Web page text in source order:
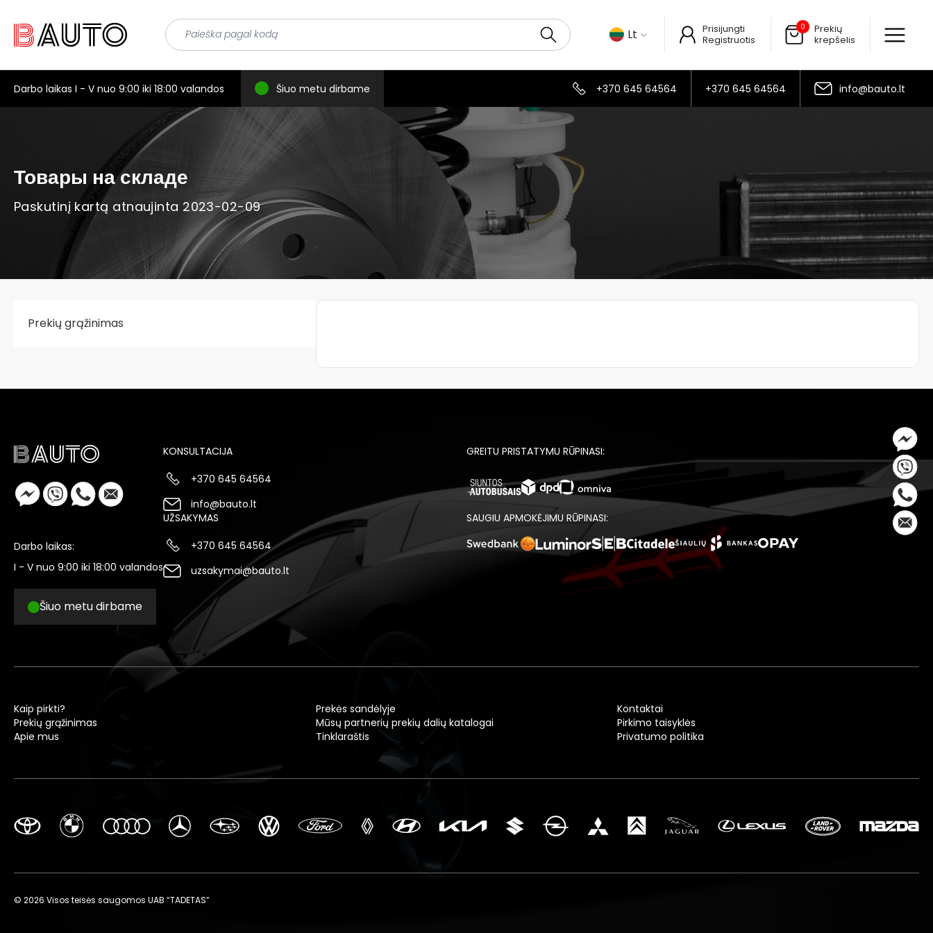
Lt
Prisijungti
Registruotis
0
Prekių
krepšelis
Darbo laikas I - V nuo 9:00 iki 18:00 valandos Šiuo metu dirbame +370 645 64564 +370 645 64564 info@bauto.lt
Товары на складе
Paskutinį kartą atnaujinta 2023-02-09
Prekių grąžinimas
Darbo laikas:
I - V nuo 9:00 iki 18:00 valandos
Šiuo metu dirbame
KONSULTACIJA
+370 645 64564
info@bauto.lt
UŽSAKYMAS
+370 645 64564
uzsakymai@bauto.lt
GREITU PRISTATYMU RŪPINASI:
SAUGIU APMOKĖJIMU RŪPINASI:
Kaip pirkti?
Prekių grąžinimas
Apie mus
Prekės sandėlyje
Mūsų partnerių prekių dalių katalogai
Tinklaraštis
Kontaktai
Pirkimo taisyklės
Privatumo politika
© 2026 Visos teisės saugomos UAB “TADETAS”